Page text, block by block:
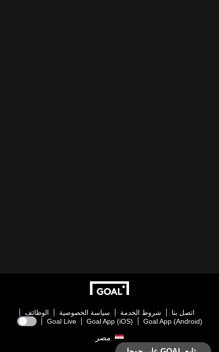
اتصل بنا شروط الخدمة سياسة الخصوصية
الوظائف
Goal App (Android)
Goal App (iOS)
Goal Live
مصر